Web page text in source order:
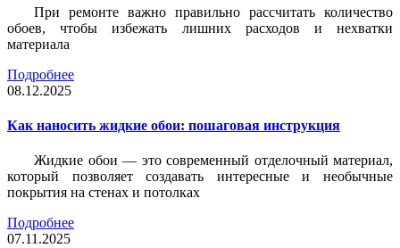
При ремонте важно правильно рассчитать количество
обоев, чтобы избежать лишних расходов и нехватки
материала
Подробнее
08.12.2025
Как наносить жидкие обои: пошаговая инструкция
Жидкие обои — это современный отделочный материал,
который позволяет создавать интересные и необычные
покрытия на стенах и потолках
Подробнее
07.11.2025